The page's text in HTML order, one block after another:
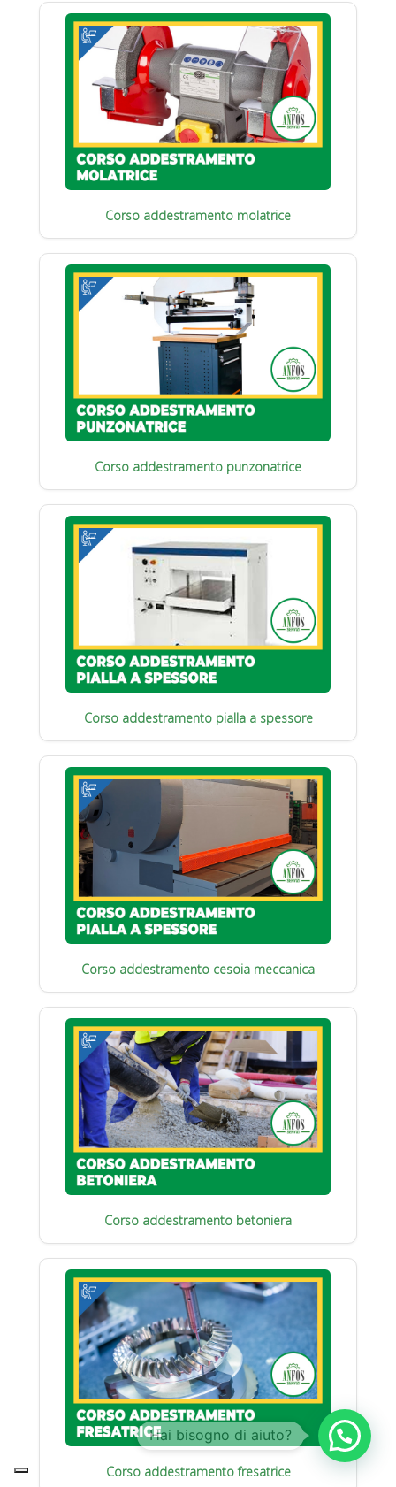
Corso addestramento molatrice
Corso addestramento punzonatrice
Corso addestramento pialla a spessore
Corso addestramento cesoia meccanica
Corso addestramento betoniera
Corso addestramento fresatrice